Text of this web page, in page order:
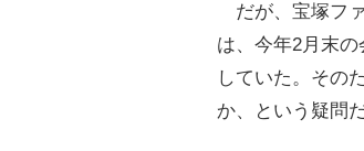
だが、宝塚フ
は、今年2月末の
していた。その
か、という疑問だ